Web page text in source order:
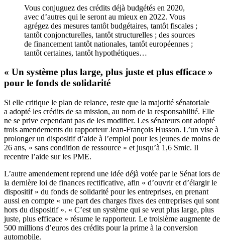
Vous conjuguez des crédits déjà budgétés en 2020,
avec d’autres qui le seront au mieux en 2022. Vous
agrégez des mesures tantôt budgétaires, tantôt fiscales ;
tantôt conjoncturelles, tantôt structurelles ; des sources
de financement tantôt nationales, tantôt européennes ;
tantôt certaines, tantôt hypothétiques…
« Un système plus large, plus juste et plus efficace »
pour le fonds de solidarité
Si elle critique le plan de relance, reste que la majorité sénatoriale
a adopté les crédits de sa mission, au nom de la responsabilité. Elle
ne se prive cependant pas de les modifier. Les sénateurs ont adopté
trois amendements du rapporteur Jean-François Husson. L’un vise à
prolonger un dispositif d’aide à l’emploi pour les jeunes de moins de
26 ans, « sans condition de ressource » et jusqu’à 1,6 Smic. Il
recentre l’aide sur les PME.
L’autre amendement reprend une idée déjà votée par le Sénat lors de
la dernière loi de finances rectificative, afin « d’ouvrir et d’élargir le
dispositif » du fonds de solidarité pour les entreprises, en prenant
aussi en compte « une part des charges fixes des entreprises qui sont
hors du dispositif ». « C’est un système qui se veut plus large, plus
juste, plus efficace » résume le rapporteur. Le troisième augmente de
500 millions d’euros des crédits pour la prime à la conversion
automobile.